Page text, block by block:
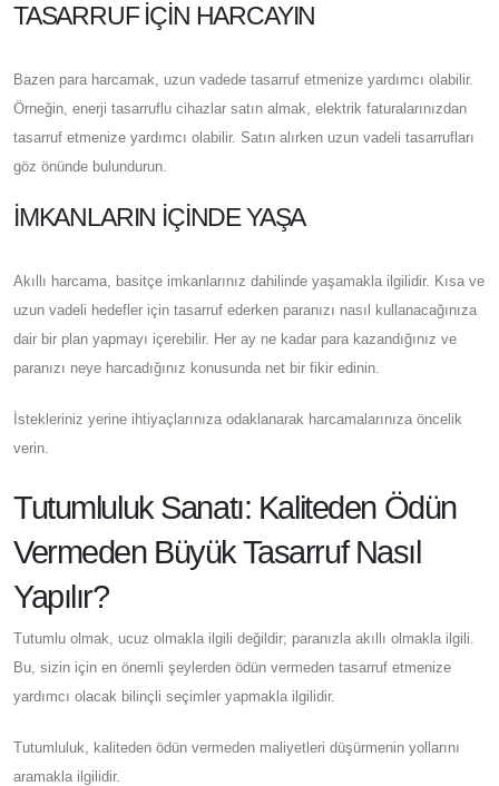
TASARRUF IÇIN HARCAYIN
Bazen para harcamak, uzun vadede tasarruf etmenize yardımcı olabilir.
Örneğin, enerji tasarruflu cihazlar satın almak, elektrik faturalarınızdan
tasarruf etmenize yardımcı olabilir. Satın alırken uzun vadeli tasarrufları
göz önünde bulundurun.
İMKANLARIN İÇINDE YAŞA
Akıllı harcama, basitçe imkanlarınız dahilinde yaşamakla ilgilidir. Kısa ve
uzun vadeli hedefler için tasarruf ederken paranızı nasıl kullanacağınıza
dair bir plan yapmayı içerebilir. Her ay ne kadar para kazandığınız ve
paranızı neye harcadığınız konusunda net bir fikir edinin.
İstekleriniz yerine ihtiyaçlarınıza odaklanarak harcamalarınıza öncelik
verin.
Tutumluluk Sanatı: Kaliteden Ödün
Vermeden Büyük Tasarruf Nasıl
Yapılır?
Tutumlu olmak, ucuz olmakla ilgili değildir; paranızla akıllı olmakla ilgili.
Bu, sizin için en önemli şeylerden ödün vermeden tasarruf etmenize
yardımcı olacak bilinçli seçimler yapmakla ilgilidir.
Tutumluluk, kaliteden ödün vermeden maliyetleri düşürmenin yollarını
aramakla ilgilidir.